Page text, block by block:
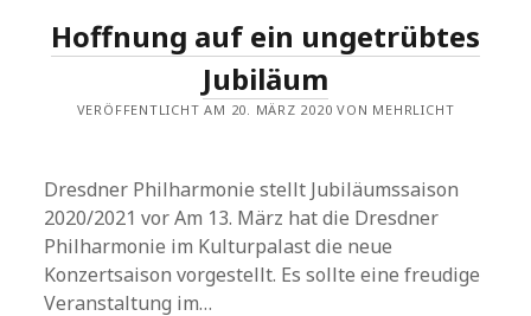
Hoffnung auf ein ungetrübtes
Jubiläum
VERÖFFENTLICHT AM 20. MÄRZ 2020 VON MEHRLICHT
Dresdner Philharmonie stellt Jubiläumssaison
2020/2021 vor Am 13. März hat die Dresdner
Philharmonie im Kulturpalast die neue
Konzertsaison vorgestellt. Es sollte eine freudige
Veranstaltung im…